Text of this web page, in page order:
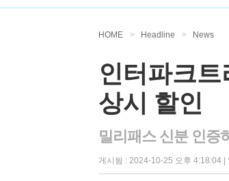
HOME > Headline > News
인터파크트
상시 할인
밀리패스 신분 인증
게시됨 : 2024-10-25 오후 4:18:04 |